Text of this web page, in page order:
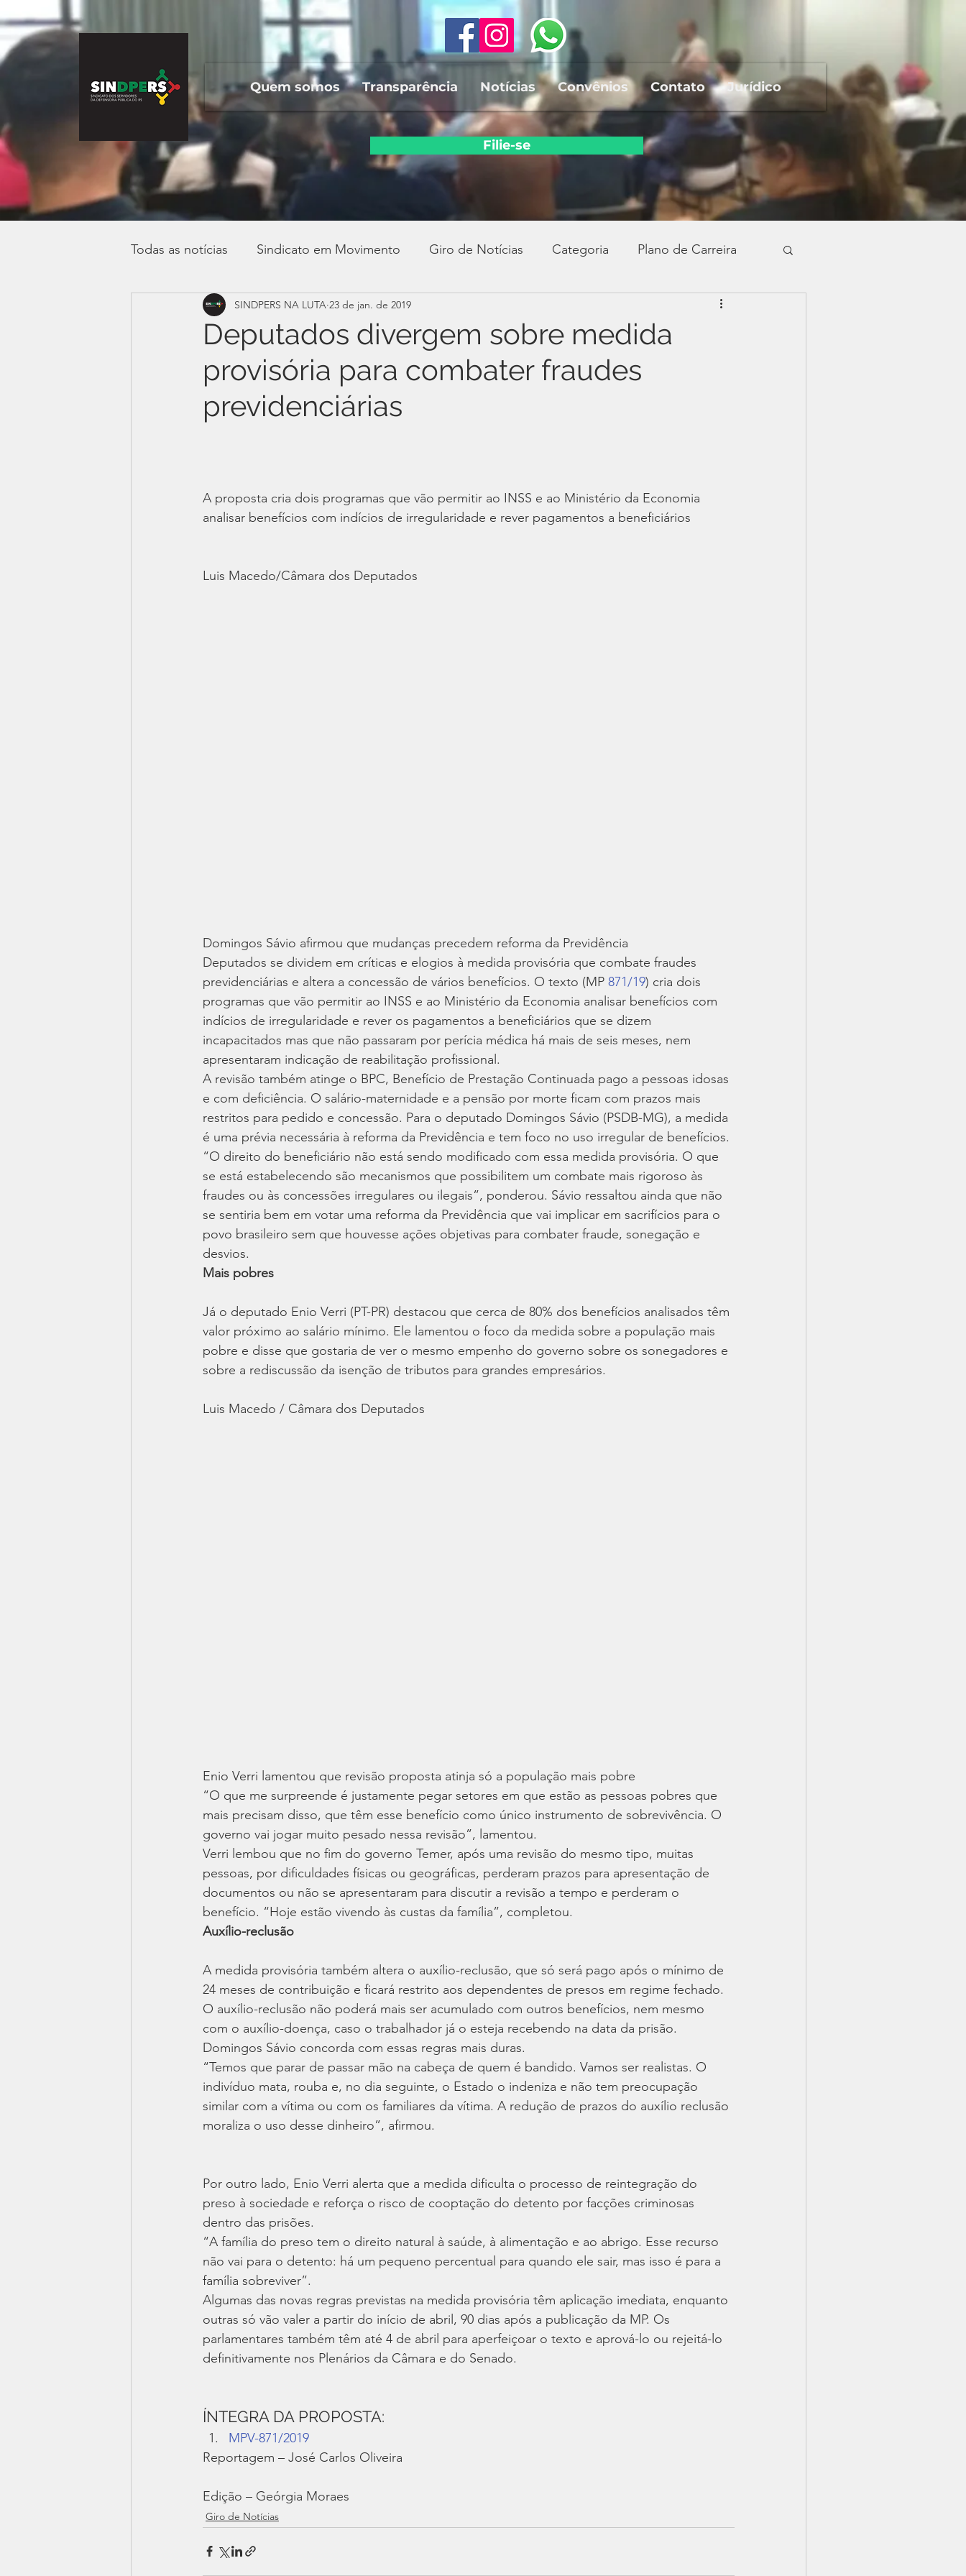
Quem somos Transparência Notícias Convênios Contato Jurídico
Filie-se
Todas as notícias Sindicato em Movimento Giro de Notícias Categoria Plano de Carreira
Campanha Salarial
Deputados divergem sobre medida
provisória para combater fraudes
previdenciárias
SINDPERS NA LUTA 23 de jan. de 2019
A proposta cria dois programas que vão permitir ao INSS e ao Ministério da Economia
analisar benefícios com indícios de irregularidade e rever pagamentos a beneficiários
Luis Macedo/Câmara dos Deputados
Domingos Sávio afirmou que mudanças precedem reforma da Previdência
Deputados se dividem em críticas e elogios à medida provisória que combate fraudes
previdenciárias e altera a concessão de vários benefícios. O texto (MP 871/19) cria dois
programas que vão permitir ao INSS e ao Ministério da Economia analisar benefícios com
indícios de irregularidade e rever os pagamentos a beneficiários que se dizem
incapacitados mas que não passaram por perícia médica há mais de seis meses, nem
apresentaram indicação de reabilitação profissional.
A revisão também atinge o BPC, Benefício de Prestação Continuada pago a pessoas idosas
e com deficiência. O salário-maternidade e a pensão por morte ficam com prazos mais
restritos para pedido e concessão. Para o deputado Domingos Sávio (PSDB-MG), a medida
é uma prévia necessária à reforma da Previdência e tem foco no uso irregular de benefícios.
“O direito do beneficiário não está sendo modificado com essa medida provisória. O que
se está estabelecendo são mecanismos que possibilitem um combate mais rigoroso às
fraudes ou às concessões irregulares ou ilegais”, ponderou. Sávio ressaltou ainda que não
se sentiria bem em votar uma reforma da Previdência que vai implicar em sacrifícios para o
povo brasileiro sem que houvesse ações objetivas para combater fraude, sonegação e
desvios.
Mais pobres
Já o deputado Enio Verri (PT-PR) destacou que cerca de 80% dos benefícios analisados têm
valor próximo ao salário mínimo. Ele lamentou o foco da medida sobre a população mais
pobre e disse que gostaria de ver o mesmo empenho do governo sobre os sonegadores e
sobre a rediscussão da isenção de tributos para grandes empresários.
Luis Macedo / Câmara dos Deputados
Enio Verri lamentou que revisão proposta atinja só a população mais pobre
“O que me surpreende é justamente pegar setores em que estão as pessoas pobres que
mais precisam disso, que têm esse benefício como único instrumento de sobrevivência. O
governo vai jogar muito pesado nessa revisão”, lamentou.
Verri lembou que no fim do governo Temer, após uma revisão do mesmo tipo, muitas
pessoas, por dificuldades físicas ou geográficas, perderam prazos para apresentação de
documentos ou não se apresentaram para discutir a revisão a tempo e perderam o
benefício. “Hoje estão vivendo às custas da família”, completou.
Auxílio-reclusão
A medida provisória também altera o auxílio-reclusão, que só será pago após o mínimo de
24 meses de contribuição e ficará restrito aos dependentes de presos em regime fechado.
O auxílio-reclusão não poderá mais ser acumulado com outros benefícios, nem mesmo
com o auxílio-doença, caso o trabalhador já o esteja recebendo na data da prisão.
Domingos Sávio concorda com essas regras mais duras.
“Temos que parar de passar mão na cabeça de quem é bandido. Vamos ser realistas. O
indivíduo mata, rouba e, no dia seguinte, o Estado o indeniza e não tem preocupação
similar com a vítima ou com os familiares da vítima. A redução de prazos do auxílio reclusão
moraliza o uso desse dinheiro”, afirmou.
Por outro lado, Enio Verri alerta que a medida dificulta o processo de reintegração do
preso à sociedade e reforça o risco de cooptação do detento por facções criminosas
dentro das prisões.
“A família do preso tem o direito natural à saúde, à alimentação e ao abrigo. Esse recurso
não vai para o detento: há um pequeno percentual para quando ele sair, mas isso é para a
família sobreviver”.
Algumas das novas regras previstas na medida provisória têm aplicação imediata, enquanto
outras só vão valer a partir do início de abril, 90 dias após a publicação da MP. Os
parlamentares também têm até 4 de abril para aperfeiçoar o texto e aprová-lo ou rejeitá-lo
definitivamente nos Plenários da Câmara e do Senado.
ÍNTEGRA DA PROPOSTA:
MPV-871/2019
Reportagem – José Carlos Oliveira
Edição – Geórgia Moraes
Giro de Notícias